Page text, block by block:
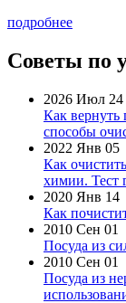
подробнее
Советы по
2026 Июл 24
Как вернуть
способы
2022 Янв 05
Как
химии. Тест
2020 Янв 14
Как
2010 Сен 01
Посуда из
2010 Сен 01
Посуда из